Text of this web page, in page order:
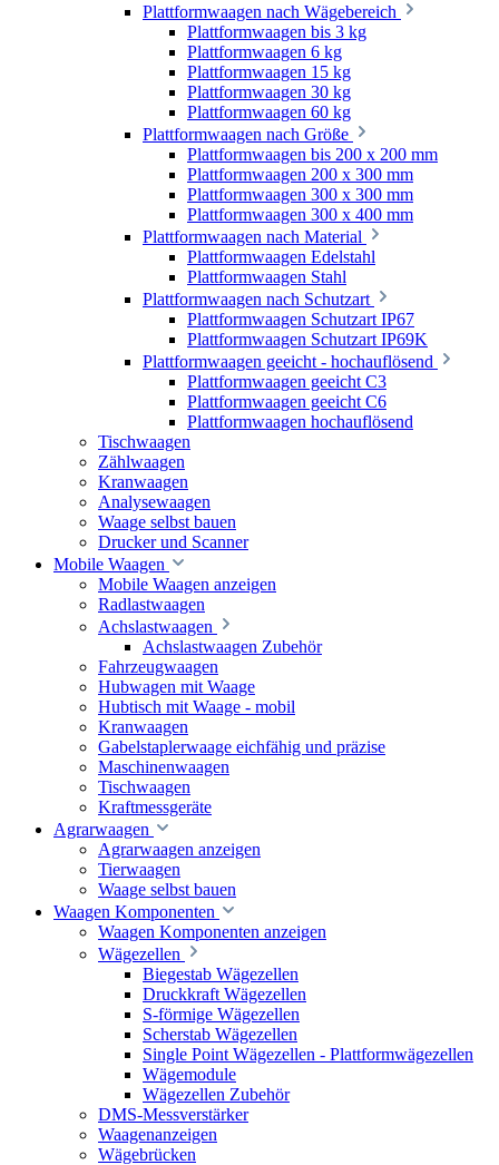
Plattformwaagen nach Wägebereich
Plattformwaagen bis 3 kg
Plattformwaagen 6 kg
Plattformwaagen 15 kg
Plattformwaagen 30 kg
Plattformwaagen 60 kg
Plattformwaagen nach Größe
Plattformwaagen bis 200 x 200 mm
Plattformwaagen 200 x 300 mm
Plattformwaagen 300 x 300 mm
Plattformwaagen 300 x 400 mm
Plattformwaagen nach Material
Plattformwaagen Edelstahl
Plattformwaagen Stahl
Plattformwaagen nach Schutzart
Plattformwaagen Schutzart IP67
Plattformwaagen Schutzart IP69K
Plattformwaagen geeicht - hochauflösend
Plattformwaagen geeicht C3
Plattformwaagen geeicht C6
Plattformwaagen hochauflösend
Tischwaagen
Zählwaagen
Kranwaagen
Analysewaagen
Waage selbst bauen
Drucker und Scanner
Mobile Waagen
Mobile Waagen anzeigen
Radlastwaagen
Achslastwaagen
Achslastwaagen Zubehör
Fahrzeugwaagen
Hubwagen mit Waage
Hubtisch mit Waage - mobil
Kranwaagen
Gabelstaplerwaage eichfähig und präzise
Maschinenwaagen
Tischwaagen
Kraftmessgeräte
Agrarwaagen
Agrarwaagen anzeigen
Tierwaagen
Waage selbst bauen
Waagen Komponenten
Waagen Komponenten anzeigen
Wägezellen
Biegestab Wägezellen
Druckkraft Wägezellen
S-förmige Wägezellen
Scherstab Wägezellen
Single Point Wägezellen - Plattformwägezellen
Wägemodule
Wägezellen Zubehör
DMS-Messverstärker
Waagenanzeigen
Wägebrücken